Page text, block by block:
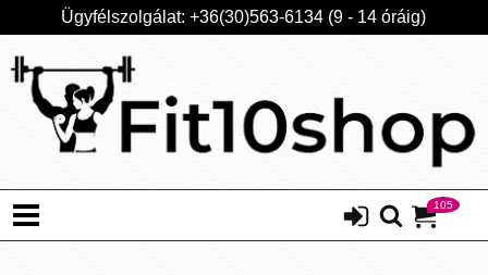
Ügyfélszolgálat: +36(30)563-6134 (9 - 14 óráig)
105